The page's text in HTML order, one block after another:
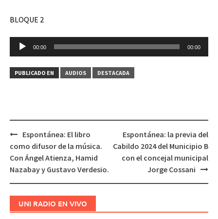
BLOQUE 2
Reproductor
audio
00:00 00:00
PUBLICADO EN AUDIOS DESTACADA
Navegación
de
entradas
Espontánea: El libro
como difusor de la música.
Con Ángel Atienza, Hamid
Nazabay y Gustavo Verdesio.
Espontánea: la previa del
Cabildo 2024 del Municipio B
con el concejal municipal
Jorge Cossani
UNI RADIO EN VIVO